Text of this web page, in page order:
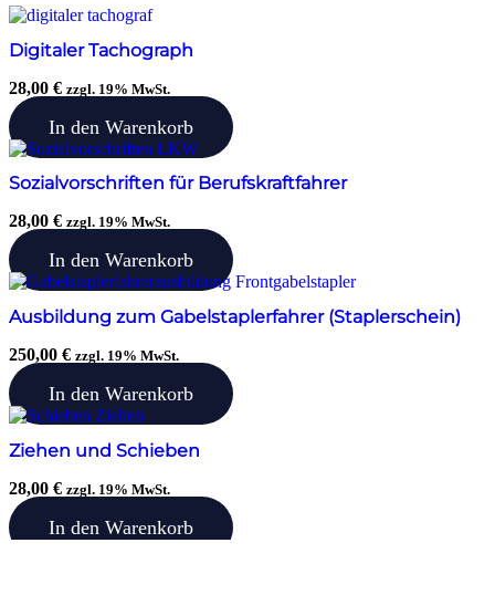
Digitaler Tachograph
28,00 € zzgl. 19% MwSt.
In den Warenkorb
Sozialvorschriften für Berufskraftfahrer
28,00 € zzgl. 19% MwSt.
In den Warenkorb
Ausbildung zum Gabelstaplerfahrer (Staplerschein)
250,00 € zzgl. 19% MwSt.
In den Warenkorb
Ziehen und Schieben
28,00 € zzgl. 19% MwSt.
In den Warenkorb